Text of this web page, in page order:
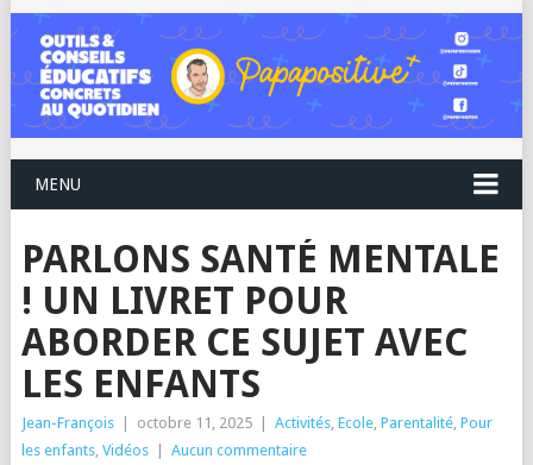
MENU
PARLONS SANTÉ MENTALE
! UN LIVRET POUR
ABORDER CE SUJET AVEC
LES ENFANTS
Jean-François octobre 11, 2025 Activités, Ecole, Parentalité, Pour
les enfants, Vidéos Aucun commentaire